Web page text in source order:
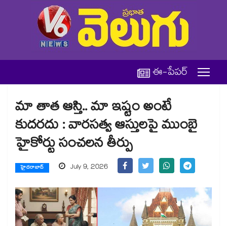
ఈ-పేపర్
మా తాత ఆస్తి.. మా ఇష్టం అంటే
కుదరదు : వారసత్వ ఆస్తులపై ముంబై
హైకోర్టు సంచలన తీర్పు
హైదరాబాద్ July 9, 2026